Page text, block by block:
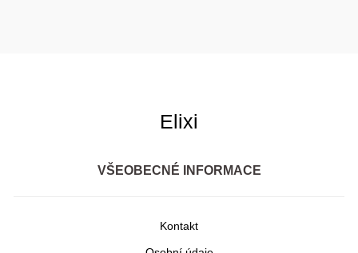
Elixi
VŠEOBECNÉ INFORMACE
Kontakt